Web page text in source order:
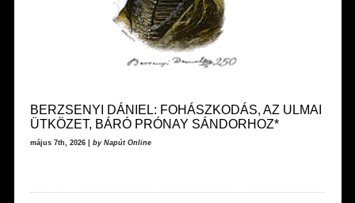
BERZSENYI DÁNIEL: FOHÁSZKODÁS, AZ ULMAI
ÜTKÖZET, BÁRÓ PRÓNAY SÁNDORHOZ*
május 7th, 2026 | by Napút Online